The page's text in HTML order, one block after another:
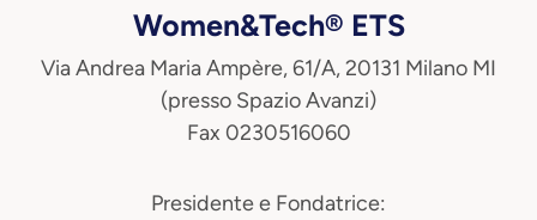
Women&Tech® ETS
Via Andrea Maria Ampère, 61/A, 20131 Milano MI
(presso Spazio Avanzi)
Fax 0230516060
Presidente e Fondatrice: